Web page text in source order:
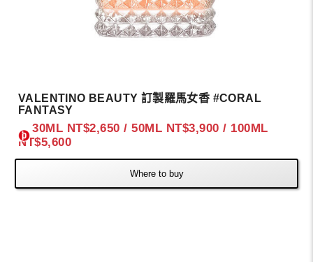
VALENTINO BEAUTY 訂製羅馬女香 #CORAL
FANTASY
30ML NT$2,650 / 50ML NT$3,900 / 100ML
NT$5,600
Where to buy